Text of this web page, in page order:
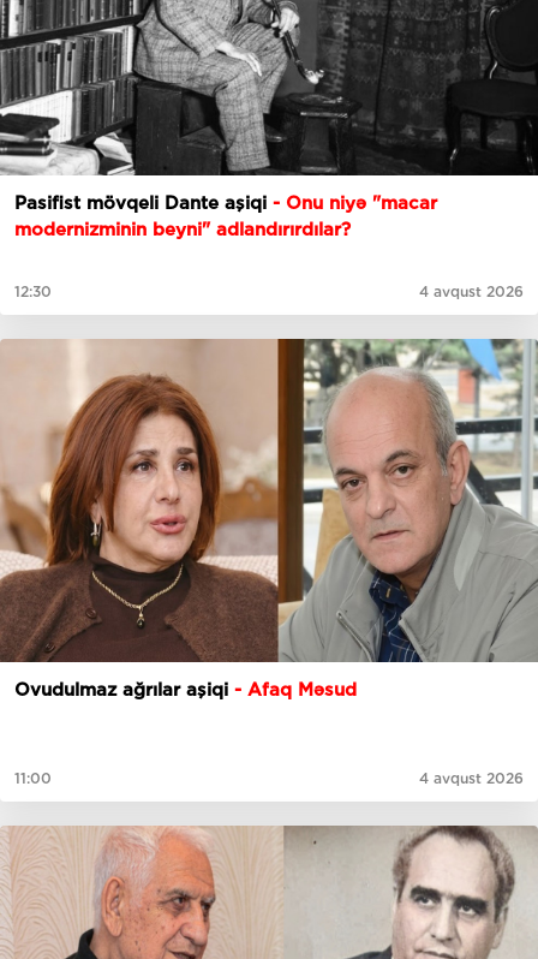
Pasifist mövqeli Dante aşiqi - Onu niyə "macar
modernizminin beyni" adlandırırdılar?
12:30 4 avqust 2026
Ovudulmaz ağrılar aşiqi - Afaq Məsud
11:00 4 avqust 2026